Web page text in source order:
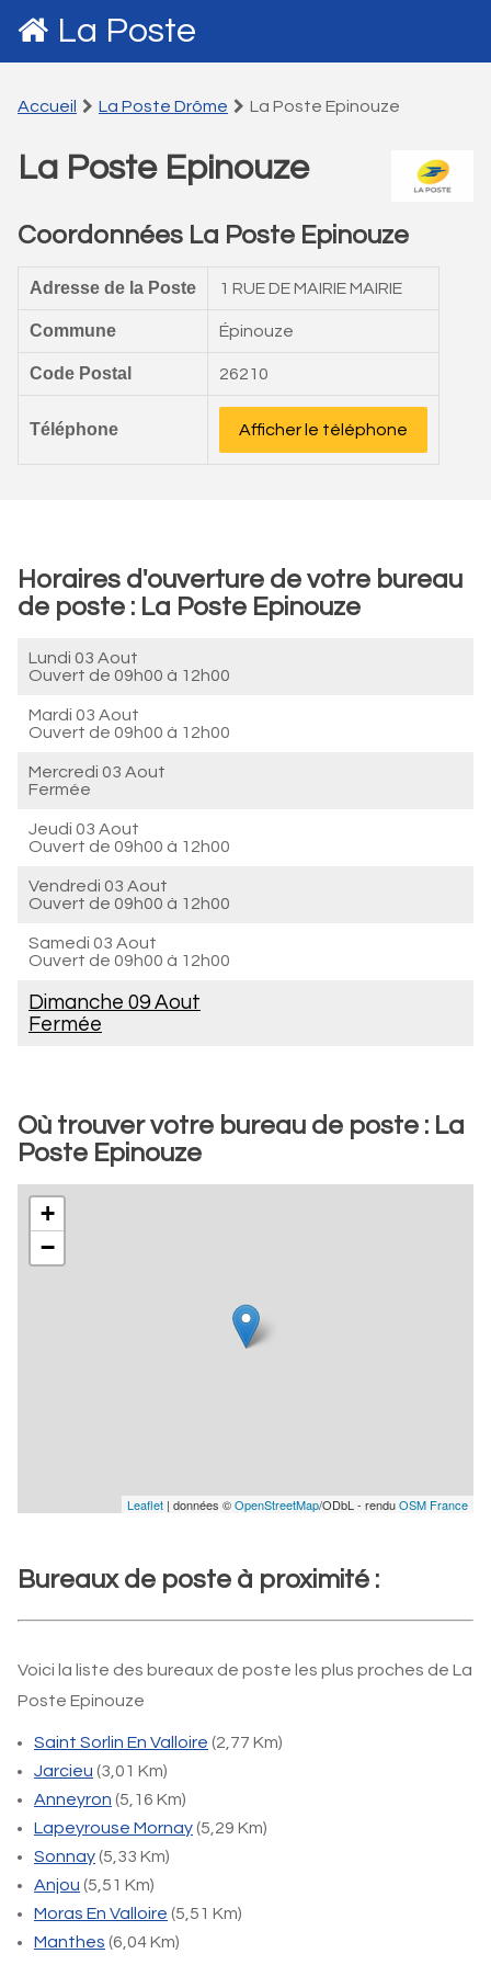
La Poste
Accueil La Poste Drôme La Poste Epinouze
La Poste Epinouze
Coordonnées La Poste Epinouze
Adresse de la Poste 1 RUE DE MAIRIE MAIRIE
Commune Épinouze
Code Postal 26210
Téléphone Afficher le téléphone
Horaires d'ouverture de votre bureau
de poste : La Poste Epinouze
Lundi 03 Aout
Ouvert de 09h00 à 12h00
Mardi 03 Aout
Ouvert de 09h00 à 12h00
Mercredi 03 Aout
Fermée
Jeudi 03 Aout
Ouvert de 09h00 à 12h00
Vendredi 03 Aout
Ouvert de 09h00 à 12h00
Samedi 03 Aout
Ouvert de 09h00 à 12h00
Dimanche 09 Aout
Fermée
Où trouver votre bureau de poste : La
Poste Epinouze
+
−
Leaflet | données ©OpenStreetMap/ODbL - renduOSM France
Bureaux de poste à proximité :
Voici la liste des bureaux de poste les plus proches de La
Poste Epinouze
Saint Sorlin En Valloire (2,77 Km)
Jarcieu (3,01 Km)
Anneyron (5,16 Km)
Lapeyrouse Mornay(5,29 Km)
Sonnay(5,33 Km)
Anjou (5,51 Km)
Moras En Valloire (5,51 Km)
Manthes (6,04 Km)